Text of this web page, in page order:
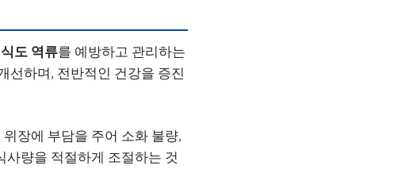
도 역류를 예방하고 관리하는
선하며, 전반적인 건강을 증진
장에 부담을 주어 소화 불량,
사량을 적절하게 조절하는 것